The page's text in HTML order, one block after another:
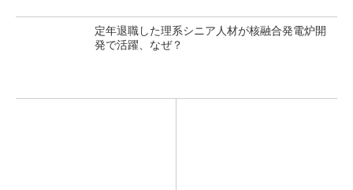
定年退職した理系シニア人材が核融合発電炉開
発で活躍、なぜ？